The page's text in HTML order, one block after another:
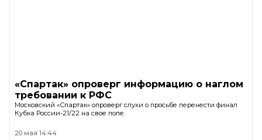
«Спартак» опроверг информацию о наглом
требовании к РФС
Московский «Спартак» опроверг слухи о просьбе перенести финал
Кубка России-21/22 на свое поле.
20 мая 14:44